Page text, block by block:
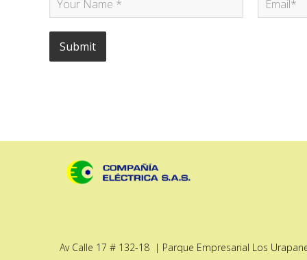
Av Calle 17 # 132-18 | Parque Empresarial Los